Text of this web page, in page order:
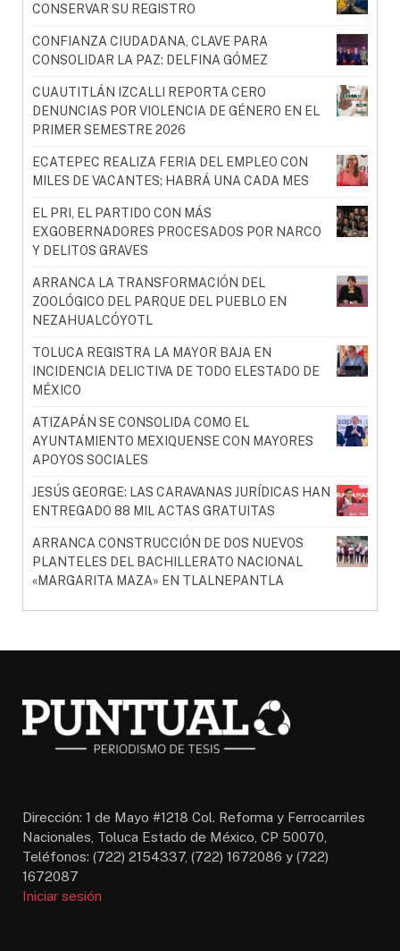
CONSERVAR SU REGISTRO
CONFIANZA CIUDADANA, CLAVE PARA
CONSOLIDAR LA PAZ: DELFINA GÓMEZ
CUAUTITLÁN IZCALLI REPORTA CERO
DENUNCIAS POR VIOLENCIA DE GÉNERO EN EL
PRIMER SEMESTRE 2026
ECATEPEC REALIZA FERIA DEL EMPLEO CON
MILES DE VACANTES; HABRÁ UNA CADA MES
EL PRI, EL PARTIDO CON MÁS
EXGOBERNADORES PROCESADOS POR NARCO
Y DELITOS GRAVES
ARRANCA LA TRANSFORMACIÓN DEL
ZOOLÓGICO DEL PARQUE DEL PUEBLO EN
NEZAHUALCÓYOTL
TOLUCA REGISTRA LA MAYOR BAJA EN
INCIDENCIA DELICTIVA DE TODO ELESTADO DE
MÉXICO
ATIZAPÁN SE CONSOLIDA COMO EL
AYUNTAMIENTO MEXIQUENSE CON MAYORES
APOYOS SOCIALES
JESÚS GEORGE: LAS CARAVANAS JURÍDICAS HAN
ENTREGADO 88 MIL ACTAS GRATUITAS
ARRANCA CONSTRUCCIÓN DE DOS NUEVOS
PLANTELES DEL BACHILLERATO NACIONAL
«MARGARITA MAZA» EN TLALNEPANTLA
Dirección: 1 de Mayo #1218 Col. Reforma y Ferrocarriles
Nacionales, Toluca Estado de México, CP 50070,
Teléfonos: (722) 2154337, (722) 1672086 y (722)
1672087
Iniciar sesión